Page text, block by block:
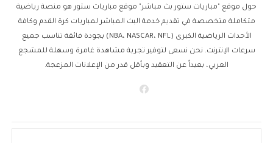
حول موقع "مباريات ستور بث مباشر" موقع مباريات ستور هو منصة رياضية
متكاملة متخصصة في تقديم خدمة البث المباشر لمباريات كرة القدم وكافة
الأحداث الرياضية الكبرى (NBA، NASCAR، NFL) بجودة فائقة تناسب جميع
سرعات الإنترنت. نحن نسعى لتوفير تجربة مشاهدة غامرة وسهلة للمشجع
العربي، بعيداً عن التعقيد وبأقل قدر من الإعلانات المزعجة.